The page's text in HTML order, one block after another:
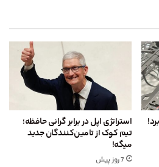
استراتژی اپل در برابر گرانی حافظه؛
تیم کوک از تامین‌کنندگان جدید
میگه!
7 روز پیش